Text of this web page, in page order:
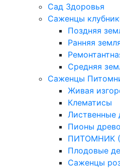
Сад Здоровья
Саженцы
Поздняя
Ранняя
Средняя
Саженцы
Живая
Клематисы
Лиственные
Пионы
ПИТОМНИК
Плодовые
Саженцы